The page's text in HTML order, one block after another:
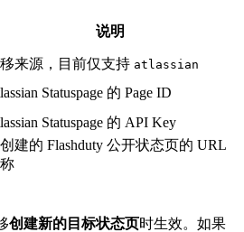
说明
来源，目前仅支持 atlassian
Statuspage 的 Page ID
Statuspage 的 API Key
建的 Flashduty 公开状态页的 URL
创建新的目标状态页时生效。如果